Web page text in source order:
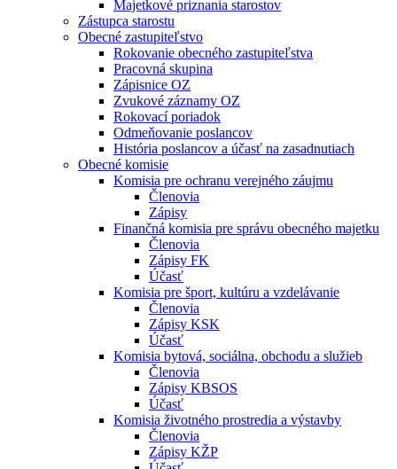
Majetkové priznania starostov
Zástupca starostu
Obecné zastupiteľstvo
Rokovanie obecného zastupiteľstva
Pracovná skupina
Zápisnice OZ
Zvukové záznamy OZ
Rokovací poriadok
Odmeňovanie poslancov
História poslancov a účasť na zasadnutiach
Obecné komisie
Komisia pre ochranu verejného záujmu
Členovia
Zápisy
Finančná komisia pre správu obecného majetku
Členovia
Zápisy FK
Účasť
Komisia pre šport, kultúru a vzdelávanie
Členovia
Zápisy KSK
Účasť
Komisia bytová, sociálna, obchodu a služieb
Členovia
Zápisy KBSOS
Účasť
Komisia životného prostredia a výstavby
Členovia
Zápisy KŽP